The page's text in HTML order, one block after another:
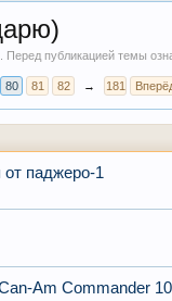
публикацией темы
80 81 82 → 181
паджеро-1
Am Commander